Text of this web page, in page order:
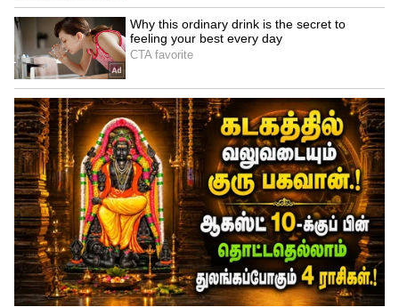
உருவாக்கலாம்.